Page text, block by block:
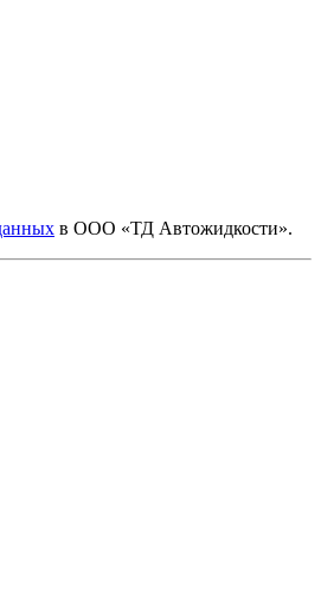
в ООО «ТД Автожидкости».